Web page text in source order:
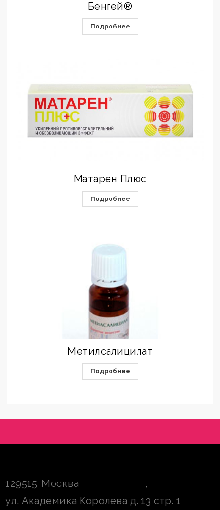
Бенгей®
Подробнее
Матарен Плюс
Подробнее
Метилсалицилат
Подробнее
129515 Москва
,
ул. Академика Королева д. 13 стр. 1